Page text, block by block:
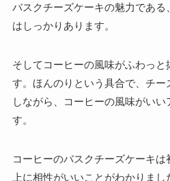
バスクチーズケーキの魅力である
はしっかりあります。
そしてコーヒーの風味がふわっと
す。ほんのりという具合で、チ
しながら、コーヒーの風味がいい
す。
コーヒーのバスクチーズケーキ
上に相性がいいことがわかりまし